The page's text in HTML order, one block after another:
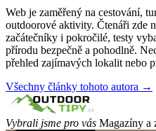
Web je zaměřený na cestování,
outdoorové aktivity. Čtenáři zde
začátečníky i pokročilé, testy
přírodu bezpečně a pohodlně.
přehled zajímavých lokalit nebo
Všechny články tohoto autora →
Vybrali jsme pro vás Magazíny a